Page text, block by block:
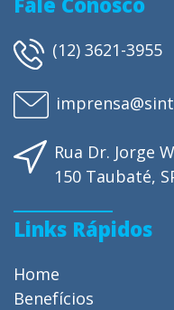
(12) 3621-3955
Rua Dr. Jorge
150 Taubaté,
Links Rápidos
Home
Benefícios